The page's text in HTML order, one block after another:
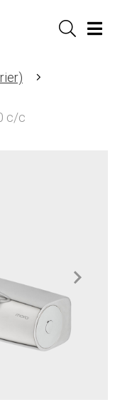
Sök
c/c